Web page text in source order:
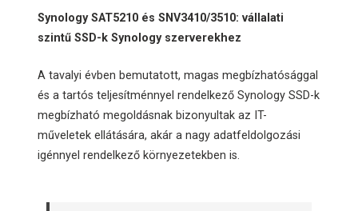
Synology SAT5210 és SNV3410/3510: vállalati
szintű SSD-k Synology szerverekhez
A tavalyi évben bemutatott, magas megbízhatósággal
és a tartós teljesítménnyel rendelkező Synology SSD-k
megbízható megoldásnak bizonyultak az IT-
műveletek ellátására, akár a nagy adatfeldolgozási
igénnyel rendelkező környezetekben is.